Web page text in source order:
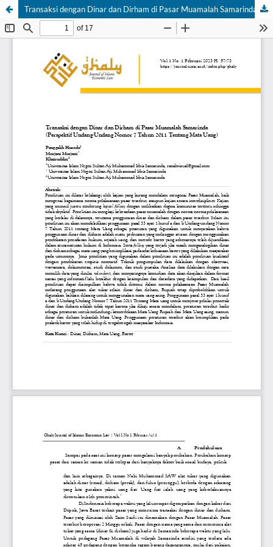
Transaksi dengan Dinar dan Dirham di Pasar Muamalah Samarinda: (Perspektif Undang-Undang Nomor 7 Tahun 2011 Tentang Mata Uang)